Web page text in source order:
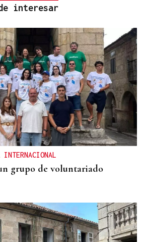
interesar
INTERNACIONAL
grupo de voluntariado